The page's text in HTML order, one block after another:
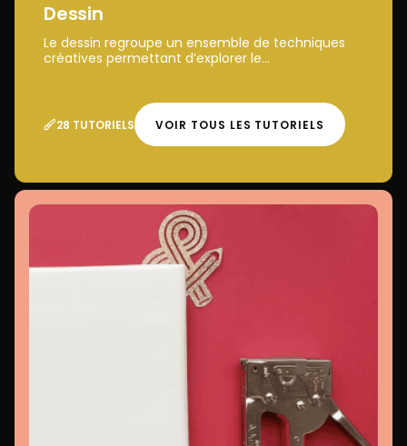
Dessin
Le dessin regroupe un ensemble de techniques
créatives permettant d’explorer le...
28 TUTORIELS VOIR TOUS LES TUTORIELS